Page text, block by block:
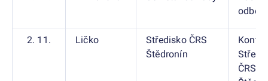
2. 11. Ličko
Středisko ČRS
Štědronín
ČRS